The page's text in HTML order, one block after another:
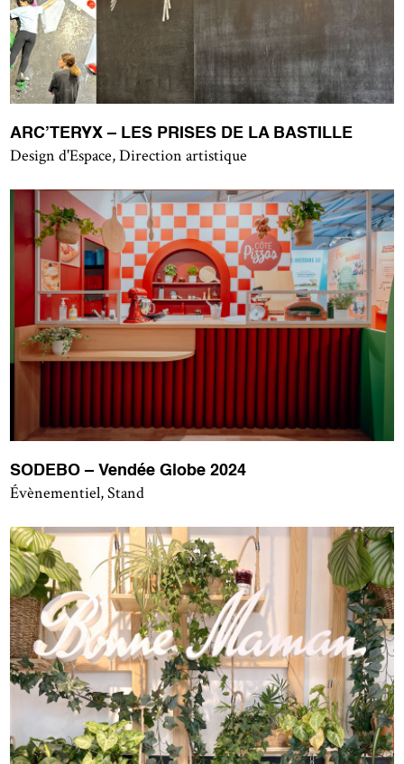
ARC’TERYX – LES PRISES DE LA BASTILLE
Design d'Espace, Direction artistique
SODEBO – Vendée Globe 2024
Évènementiel, Stand